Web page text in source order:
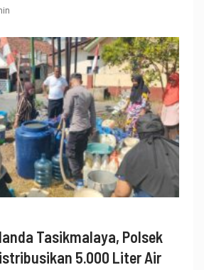
Tasikmalaya, Polsek
5.000 Liter Air